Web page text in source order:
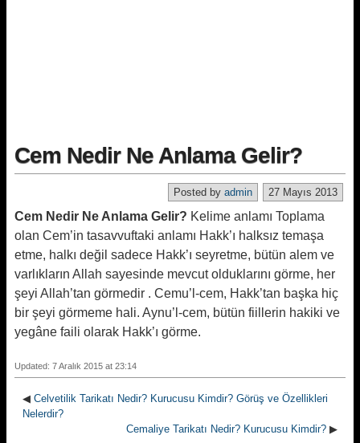
Cem Nedir Ne Anlama Gelir?
27 Mayıs 2013
Posted by admin
Cem Nedir Ne Anlama Gelir? Kelime anlamı Toplama
olan Cem’in tasavvuftaki anlamı Hakk’ı halksız temaşa
etme, halkı değil sadece Hakk’ı seyretme, bütün alem ve
varlıkların Allah sayesinde mevcut olduklarını görme, her
şeyi Allah’tan görmedir . Cemu’l-cem, Hakk’tan başka hiç
bir şeyi görmeme hali. Aynu’l-cem, bütün fiillerin hakiki ve
yegâne faili olarak Hakk’ı görme.
Updated: 7 Aralık 2015 at 23:14
◀ Celvetilik Tarikatı Nedir? Kurucusu Kimdir? Görüş ve Özellikleri
Nelerdir?
Cemaliye Tarikatı Nedir? Kurucusu Kimdir? ▶